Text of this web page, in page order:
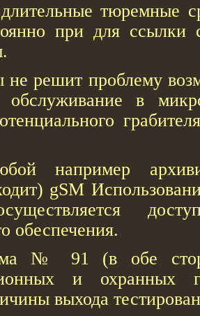
тюремные
при для ссылки
решит проблему
обслуживание в
например
gSM
обеспечения.
№ 91 (в обе
и охранных
выхода